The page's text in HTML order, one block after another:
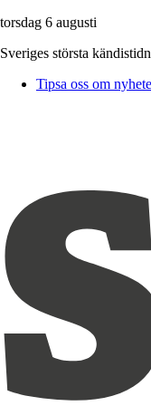
torsdag 6 augusti
Sveriges största
Tipsa oss om